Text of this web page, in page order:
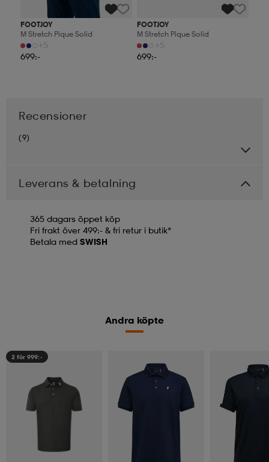
FOOTJOY
M Stretch Pique Solid
+5
699:-
FOOTJOY
M Stretch Pique Solid
+5
699:-
Recensioner
(9)
Leverans & betalning
365 dagars öppet köp
Fri frakt över 499:- & fri retur i butik*
Betala med SWISH
Andra köpte
2 för 999:-